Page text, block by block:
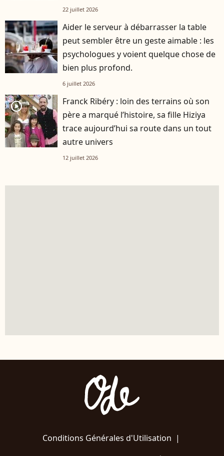
22 juillet 2026
Aider le serveur à débarrasser la table
peut sembler être un geste aimable : les
psychologues y voient quelque chose de
bien plus profond.
6 juillet 2026
player2
Franck Ribéry : loin des terrains où son
père a marqué l’histoire, sa fille Hiziya
trace aujourd’hui sa route dans un tout
autre univers
12 juillet 2026
Conditions Générales d'Utilisation |